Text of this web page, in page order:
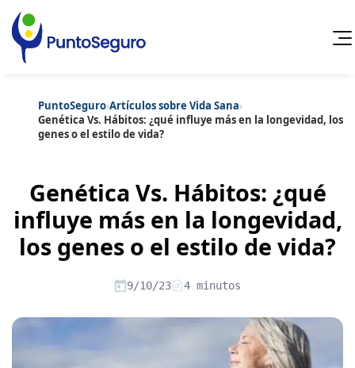
Cancelar
Artículos sobre Otros Seguros
Artículos sobre Seguros de Auto
Artículos sobre Seguros de Hogar
Artículos sobre Seguros de SaludContenido extra
Artículos sobre Convenios Colectivos
Artículos sobre Seguros de Vida Hipoteca
Artículos sobre la Jubilación
PuntoSeguro›Artículos sobre Vida Sana›
Genética Vs. Hábitos: ¿qué influye más en la longevidad, los
genes o el estilo de vida?
Genética Vs. Hábitos: ¿qué
influye más en la longevidad,
los genes o el estilo de vida?
9/10/23 4 minutos